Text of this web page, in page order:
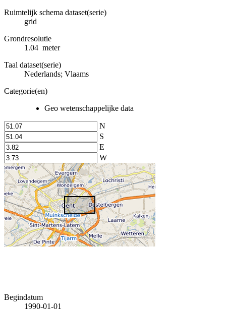
Ruimtelijk schema dataset(serie)
grid
Grondresolutie
1.04 meter
Taal dataset(serie)
Nederlands; Vlaams
Categorie(en)
Geo wetenschappelijke data
N
S
E
W
Begindatum
1990-01-01